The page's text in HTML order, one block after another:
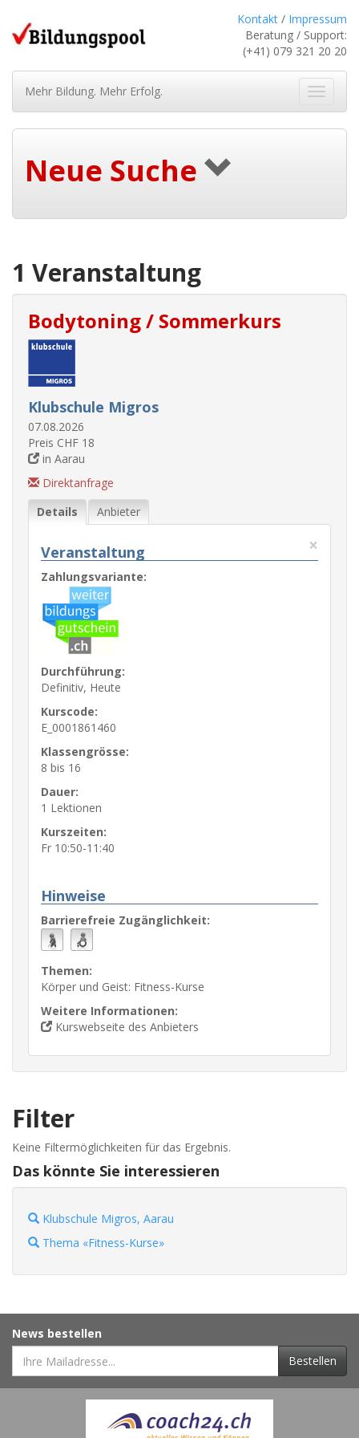
Kontakt / Impressum
Beratung / Support:
(+41) 079 321 20 20
ein-/
Mehr Bildung. Mehr Erfolg.
Neue Suche
1 Veranstaltung
Bodytoning / Sommerkurs
Klubschule Migros
07.08.2026
Preis CHF 18
in Aarau
Direktanfrage
Details
Anbieter
×
Veranstaltung
Zahlungsvariante:
Durchführung:
Definitiv, Heute
Kurscode:
E_0001861460
Klassengrösse:
8 bis 16
Dauer:
1 Lektionen
Kurszeiten:
Fr 10:50-11:40
Hinweise
Barrierefreie Zugänglichkeit:
Themen:
Körper und Geist: Fitness-Kurse
Weitere Informationen:
Kurswebseite des Anbieters
Filter
Keine Filtermöglichkeiten für das Ergebnis.
Das könnte Sie interessieren
Klubschule Migros, Aarau
Thema «Fitness-Kurse»
News bestellen
Bestellen